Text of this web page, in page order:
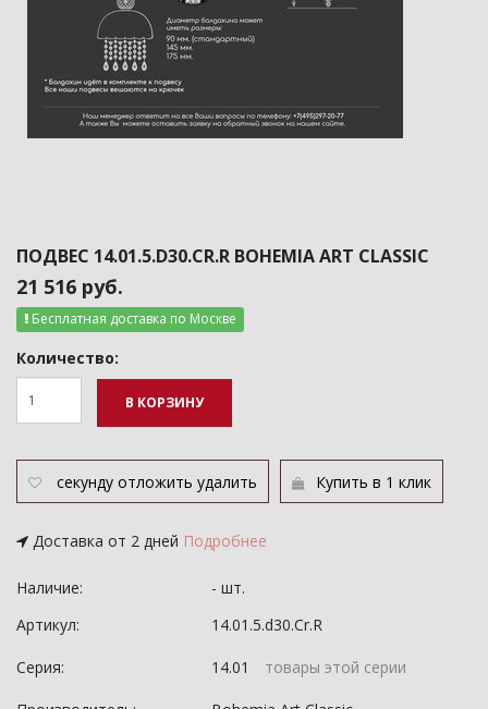
ПОДВЕС 14.01.5.D30.CR.R BOHEMIA ART CLASSIC
21 516 руб.
Бесплатная доставка по Москве
Количество:
В КОРЗИНУ
секунду отложить удалить Купить в 1 клик
Доставка от 2 дней Подробнее
Наличие:
- шт.
Артикул:
14.01.5.d30.Cr.R
Серия: 14.01 товары этой серии